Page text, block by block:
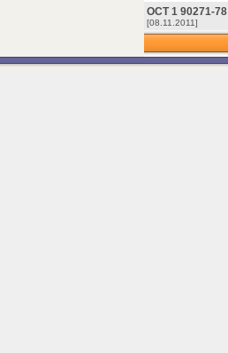
ОСТ 1 90271-78
[08.11.2011]